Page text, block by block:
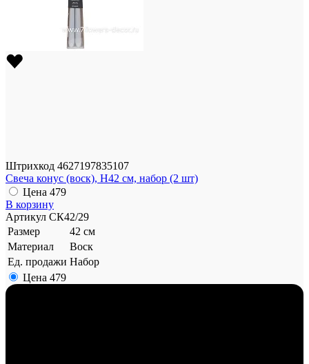
Штрихкод 4627197835107
Свеча конус (воск), H42 см, набор (2 шт)
Цена 479
В корзину
Артикул СК42/29
Размер
42 см
Материал
Воск
Ед. продажи Набор
Цена 479